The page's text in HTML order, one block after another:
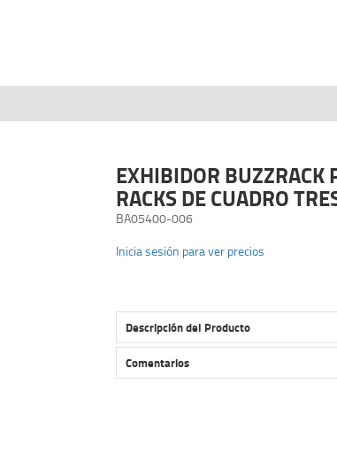
EXHIBIDOR BUZZRACK
RACKS DE CUADRO
BA05400-006
Inicia sesión para ver precios
Descripción del Producto
EXHIBIDOR BUZZRACK PARA RACKS
TAPAS
Comentarios